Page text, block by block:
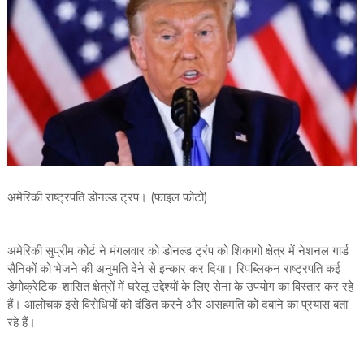
अमेरिकी राष्ट्रपति डोनल्ड ट्रंप। (फाइल फोटो)
अमेरिकी सुप्रीम कोर्ट ने मंगलवार को डोनल्ड ट्रंप को शिकागो क्षेत्र में नेशनल गार्ड
सैनिकों को भेजने की अनुमति देने से इन्कार कर दिया। रिपब्लिकन राष्ट्रपति कई
डेमोक्रेटिक-शासित क्षेत्रों में घरेलू उद्देश्यों के लिए सेना के उपयोग का विस्तार कर रहे
हैं। आलोचक इसे विरोधियों को दंडित करने और असहमति को दबाने का प्रयास बता
रहे हैं।